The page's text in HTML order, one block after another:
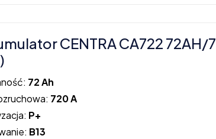
CENTRA CA722 72AH/
72 Ah
720 A
P+
B13